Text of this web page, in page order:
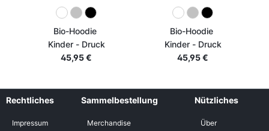
Bio-Hoodie
Kinder - Druck
45,95 €
Bio-Hoodie
Kinder - Druck
45,95 €
Rechtliches
Impressum
Sammelbestellung
Merchandise
Nützliches
Über